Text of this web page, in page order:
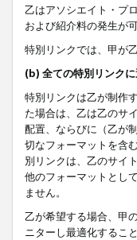
乙はアソシエイト・プ
および紹介料の発生が
特別リンクでは、甲が
(b) 全ての特別リンク
特別リンクは乙が制作
た場合は、乙は乙のサ
配置、ならびに（乙が
切なフォーマットを含
別リンクは、乙のサイ
他のフォーマットとし
ません。
乙が希望する場合、甲
ニターし最適化するこ